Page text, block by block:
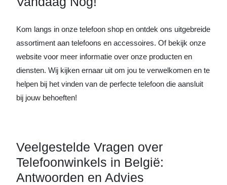
Kom langs in onze telefoon shop en ontdek ons uitgebreide
assortiment aan telefoons en accessoires. Of bekijk onze
website voor meer informatie over onze producten en
diensten. Wij kijken ernaar uit om jou te verwelkomen en te
helpen bij het vinden van de perfecte telefoon die aansluit
bij jouw behoeften!
Veelgestelde Vragen over
Telefoonwinkels in België:
Antwoorden en Advies